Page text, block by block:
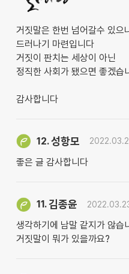
거짓말은 한번 넘어갈수 있으
드러나기 마련입니다
거짓이 판치는 세상이 아닌
정직한 사회가 됐으면 좋겠습
감사합니다
12.성항모
좋은 글 감사합니다
11.김종윤
생각하기에 남말 같지가 않습
거짓말이 뭐가 있을까요?